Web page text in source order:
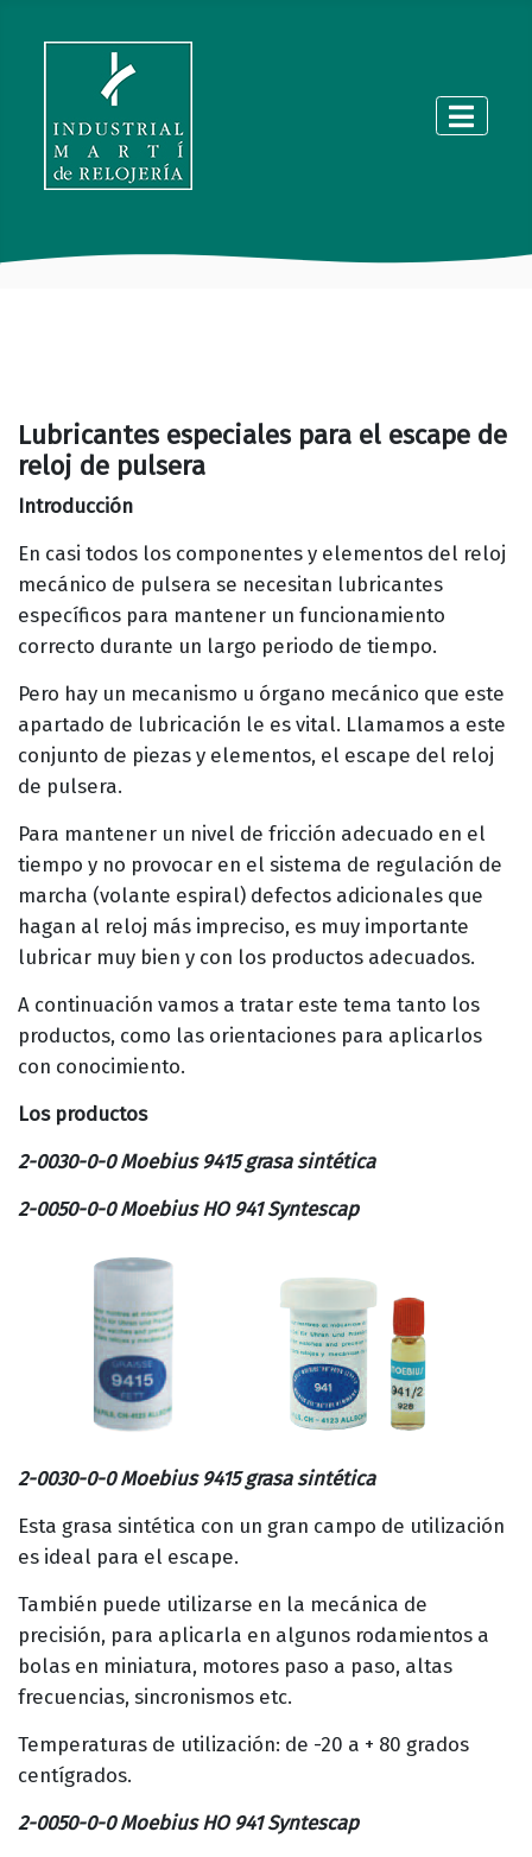
Lubricantes especiales para el escape de
reloj de pulsera
Introducción
En casi todos los componentes y elementos del reloj
mecánico de pulsera se necesitan lubricantes
específicos para mantener un funcionamiento
correcto durante un largo periodo de tiempo.
Pero hay un mecanismo u órgano mecánico que este
apartado de lubricación le es vital. Llamamos a este
conjunto de piezas y elementos, el escape del reloj
de pulsera.
Para mantener un nivel de fricción adecuado en el
tiempo y no provocar en el sistema de regulación de
marcha (volante espiral) defectos adicionales que
hagan al reloj más impreciso, es muy importante
lubricar muy bien y con los productos adecuados.
A continuación vamos a tratar este tema tanto los
productos, como las orientaciones para aplicarlos
con conocimiento.
Los productos
2-0030-0-0 Moebius 9415 grasa sintética
2-0050-0-0 Moebius HO 941 Syntescap
2-0030-0-0 Moebius 9415 grasa sintética
Esta grasa sintética con un gran campo de utilización
es ideal para el escape.
También puede utilizarse en la mecánica de
precisión, para aplicarla en algunos rodamientos a
bolas en miniatura, motores paso a paso, altas
frecuencias, sincronismos etc.
Temperaturas de utilización: de -20 a + 80 grados
centígrados.
2-0050-0-0 Moebius HO 941 Syntescap